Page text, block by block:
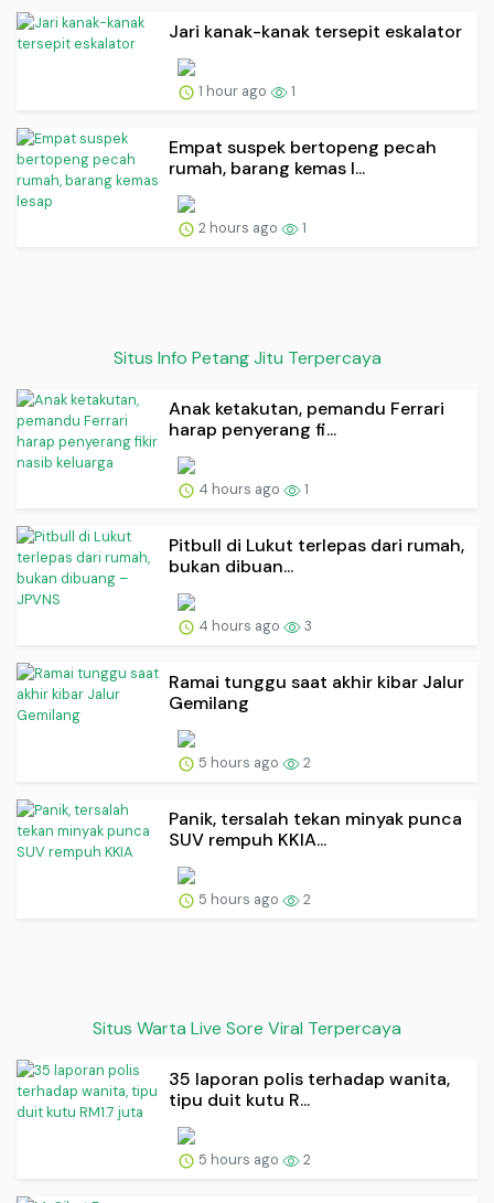
Jari kanak-kanak tersepit eskalator
1 hour ago 1
Empat suspek bertopeng pecah
rumah, barang kemas l...
2 hours ago 1
Situs Info Petang Jitu Terpercaya
Anak ketakutan, pemandu Ferrari
harap penyerang fi...
4 hours ago 1
Pitbull di Lukut terlepas dari rumah,
bukan dibuan...
4 hours ago 3
Ramai tunggu saat akhir kibar Jalur
Gemilang
5 hours ago 2
Panik, tersalah tekan minyak punca
SUV rempuh KKIA...
5 hours ago 2
Situs Warta Live Sore Viral Terpercaya
35 laporan polis terhadap wanita,
tipu duit kutu R...
5 hours ago 2